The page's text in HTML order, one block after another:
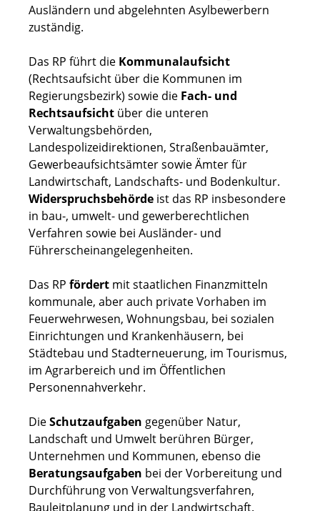
Ausländern und abgelehnten Asylbewerbern
zuständig.
Das RP führt die Kommunalaufsicht
(Rechtsaufsicht über die Kommunen im
Regierungsbezirk) sowie die Fach- und
Rechtsaufsicht über die unteren
Verwaltungsbehörden,
Landespolizeidirektionen, Straßenbauämter,
Gewerbeaufsichtsämter sowie Ämter für
Landwirtschaft, Landschafts- und Bodenkultur.
Widerspruchsbehörde ist das RP insbesondere
in bau-, umwelt- und gewerberechtlichen
Verfahren sowie bei Ausländer- und
Führerscheinangelegenheiten.
Das RP fördert mit staatlichen Finanzmitteln
kommunale, aber auch private Vorhaben im
Feuerwehrwesen, Wohnungsbau, bei sozialen
Einrichtungen und Krankenhäusern, bei
Städtebau und Stadterneuerung, im Tourismus,
im Agrarbereich und im Öffentlichen
Personennahverkehr.
DieSchutzaufgaben gegenüber Natur,
Landschaft und Umwelt berühren Bürger,
Unternehmen und Kommunen, ebenso die
Beratungsaufgaben bei der Vorbereitung und
Durchführung von Verwaltungsverfahren,
Bauleitplanung und in der Landwirtschaft.